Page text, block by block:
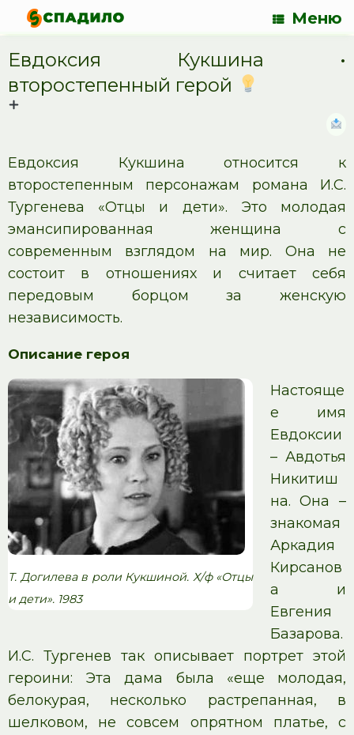
Меню
Евдоксия Кукшина •
второстепенный герой
Евдоксия Кукшина относится к
второстепенным персонажам романа И.С.
Тургенева «Отцы и дети». Это молодая
эмансипированная женщина с
современным взглядом на мир. Она не
состоит в отношениях и считает себя
передовым борцом за женскую
независимость.
Описание героя
Т. Догилева в роли Кукшиной. Х/ф «Отцы
и дети». 1983
Настояще
е имя
Евдоксии
– Авдотья
Никитиш
на. Она –
знакомая
Аркадия
Кирсанов
а и
Евгения
Базарова.
И.С. Тургенев так описывает портрет этой
героини: Эта дама была «еще молодая,
белокурая, несколько растрепанная, в
шелковом, не совсем опрятном платье, с